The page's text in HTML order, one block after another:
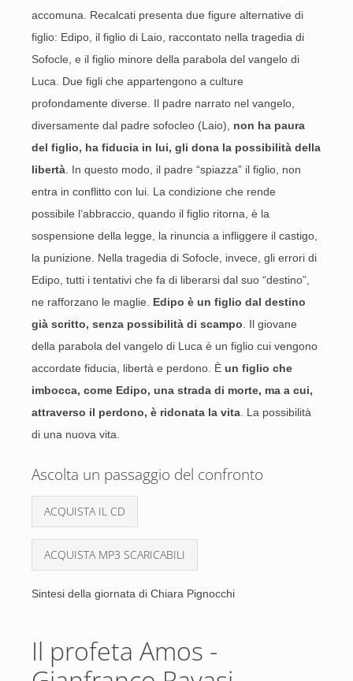
accomuna. Recalcati presenta due figure alternative di
figlio: Edipo, il figlio di Laio, raccontato nella tragedia di
Sofocle, e il figlio minore della parabola del vangelo di
Luca. Due figli che appartengono a culture
profondamente diverse. Il padre narrato nel vangelo,
diversamente dal padre sofocleo (Laio), non ha paura
del figlio, ha fiducia in lui, gli dona la possibilità della
libertà . In questo modo, il padre “spiazza” il figlio, non
entra in conflitto con lui. La condizione che rende
possibile l’abbraccio, quando il figlio ritorna, è la
sospensione della legge, la rinuncia a infliggere il castigo,
la punizione. Nella tragedia di Sofocle, invece, gli errori di
Edipo, tutti i tentativi che fa di liberarsi dal suo “destino”,
ne rafforzano le maglie. Edipo è un figlio dal destino
già scritto, senza possibilità di scampo . Il giovane
della parabola del vangelo di Luca è un figlio cui vengono
accordate fiducia, libertà e perdono. È un figlio che
imbocca, come Edipo, una strada di morte, ma a cui,
attraverso il perdono, è ridonata la vita . La possibilità
di una nuova vita.
Ascolta un passaggio del confronto
ACQUISTA IL CD
ACQUISTA MP3 SCARICABILI
Sintesi della giornata di Chiara Pignocchi
Il profeta Amos -